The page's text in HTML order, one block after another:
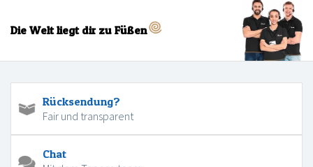
Die Welt liegt dir zu Füßen
Rücksendung?
Fair und transparent
Chat